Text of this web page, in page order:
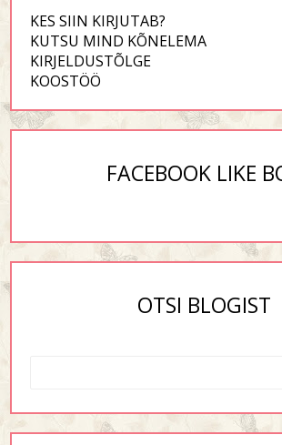
KES SIIN KIRJUTAB?
KUTSU MIND KÕNELEMA
KIRJELDUSTÕLGE
KOOSTÖÖ
FACEBOOK LIKE
OTSI BLOGIST